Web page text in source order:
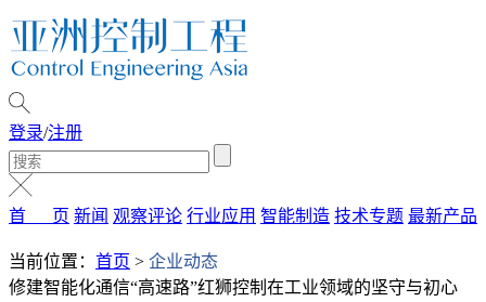
登录/注册
首 页 新闻 观察评论 行业应用 智能制造 技术专题 最新产品
当前位置： 首页 > 企业动态
修建智能化通信“高速路”红狮控制在工业领域的坚守与初心